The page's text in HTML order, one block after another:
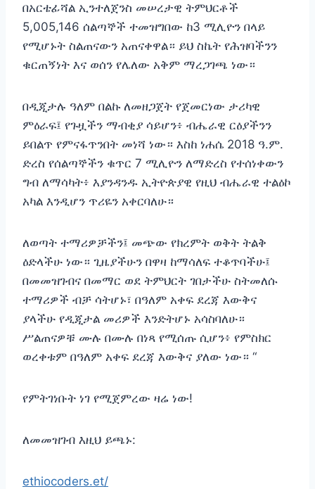
በአርቴፊሻል ኢንተለጀንስ መሠረታዊ ትምህርቶች
5,005,146 ሰልጣኞች ተመዝግበው ከ3 ሚሊዮን በላይ
የሚሆኑት ስልጠናውን አጠናቀዋል። ይህ ስኬት የሕዝባችንን
ቁርጠኝነት እና ወሰን የሌለው አቅም ማረጋገጫ ነው።‎
‎በዲጂታሉ ዓለም በልኩ ለመዘጋጀት የጀመርነው ታሪካዊ
ምዕራፍ፤ የጉዟችን ማብቂያ ሳይሆን፥ ብሔራዊ ርዕያችንን
ይበልጥ የምናፋጥንበት መነሻ ነው። እስከ ነሐሴ 2018 ዓ.ም.
ድረስ የሰልጣኞችን ቁጥር 7 ሚሊዮን ለማድረስ የተሰነቀውን
ግብ ለማሳካት፥ እያንዳንዱ ኢትዮጵያዊ የዚህ ብሔራዊ ተልዕኮ
አካል እንዲሆን ጥሪዬን አቀርባለሁ።‎
‎ለወጣት ተማሪዎቻችን፤ መጭው የክረምት ወቅት ትልቅ
ዕድላችሁ ነው። ጊዜያችሁን በዋዛ ከማሳለፍ ተቆጥባችሁ፤
በመመዝገብና በመማር ወደ ትምህርት ገበታችሁ ስትመለሱ
ተማሪዎች ብቻ ሳትሆኑ፣ በዓለም አቀፍ ደረጃ እውቅና
ያላችሁ የዲጂታል መሪዎች እንድትሆኑ አሳስባለሁ።
ሥልጠናዎቹ ሙሉ በሙሉ በነጻ የሚሰጡ ሲሆን፥ የምስክር
ወረቀቱም በዓለም አቀፍ ደረጃ እውቅና ያለው ነው። “‎
‎የምትገነቡት ነገ የሚጀምረው ዛሬ ነው!‎
‎ለመመዝገብ እዚህ ይጫኑ:
ethiocoders.et/